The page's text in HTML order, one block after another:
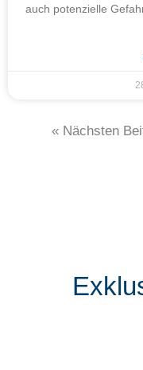
auch potenzielle
« Nächsten